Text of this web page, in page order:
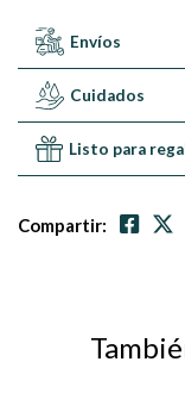
Envíos
Cuidados
Listo para
Compartir: